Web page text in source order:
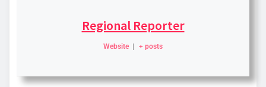
Regional Reporter
Website | + posts